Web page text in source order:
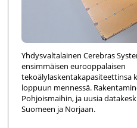
Yhdysvaltalainen Cerebras
ensimmäisen eurooppalaisen
tekoälylaskentakapasiteettinsa
loppuun mennessä.
Pohjoismaihin, ja uusia
Suomeen ja Norjaan.